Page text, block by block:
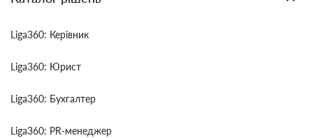
Liga360: Керівник
Liga360: Юрист
Liga360: Бухгалтер
Liga360: PR-менеджер